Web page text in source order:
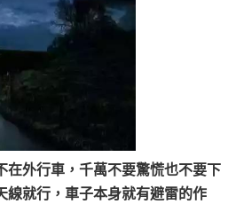
在外行車，千萬不要驚慌也不要下
線就行，車子本身就有避雷的作